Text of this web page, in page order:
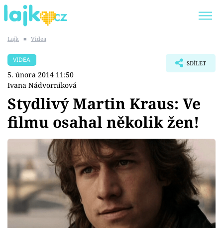
SHOPAHOLICADEL
Témata
Showbyznys
Youtubeři
Virály
Sex a vztahy
Lajk ■ Videa
VIDEA
5. února 2014 11:50
Ivana Nádvorníková
SDÍLET
Stydlivý Martin Kraus: Ve
filmu osahal několik žen!